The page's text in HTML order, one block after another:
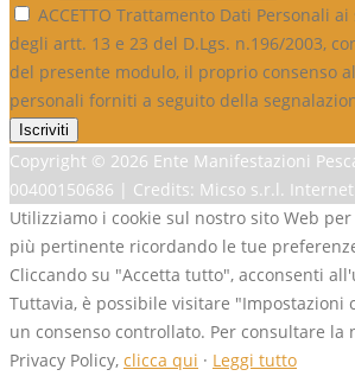
ACCETTO Trattamento Dati Personali
degli artt. 13 e 23 del D.Lgs. n.196/2003,
del presente modulo, il proprio consenso
personali forniti a seguito della
Copyright © 2026 Ente Manifestazioni
00400150686 | Credits: Micso s.r.l.
Utilizziamo i cookie sul nostro sito Web
più pertinente ricordando le tue
Cliccando su "Accetta tutto", acconsenti
Tuttavia, è possibile visitare "Impostazioni
un consenso controllato. Per consultare la
Privacy Policy, clicca qui · Leggi tutto